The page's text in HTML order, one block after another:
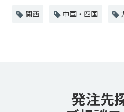
関西 中国・四国
発注先